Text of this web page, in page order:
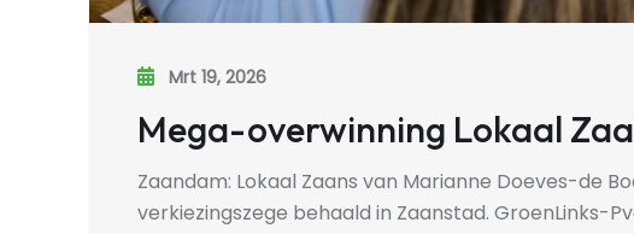
Mrt 19, 2026
Mega-overwinning Lokaal
Zaandam: Lokaal Zaans van Marianne Doeves-de
verkiezingszege behaald in Zaanstad. GroenLinks-